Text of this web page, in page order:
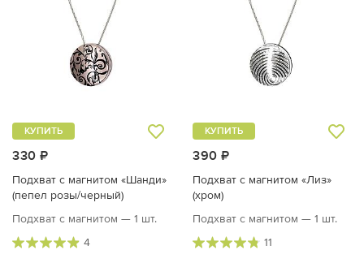
330 ₽
КУПИТЬ
Подхват с магнитом «Шанди»
(пепел розы/черный)
Подхват с магнитом — 1 шт.
4
390 ₽
КУПИТЬ
Подхват с магнитом «Лиз»
(хром)
Подхват с магнитом — 1 шт.
11